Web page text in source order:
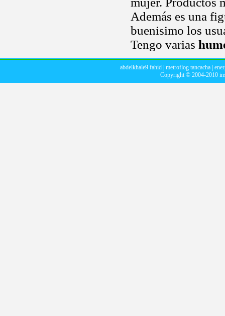
Además es una
buenisimo los
Tengo varias
abdelkhale9 fahid metroflog tancacha
Copyright © 2004-2010